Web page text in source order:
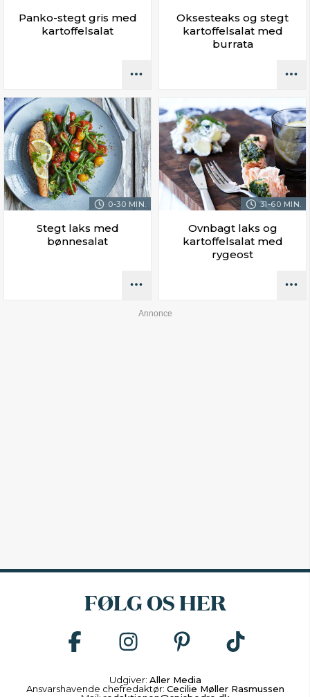
Panko-stegt gris med
kartoffelsalat
Oksesteaks og stegt
kartoffelsalat med
burrata
0-30 MIN.
Stegt laks med
bønnesalat
31-60 MIN.
Ovnbagt laks og
kartoffelsalat med
rygeost
FØLG OS HER
Udgiver: Aller Media
Ansvarshavende chefredaktør: Cecilie Møller Rasmussen